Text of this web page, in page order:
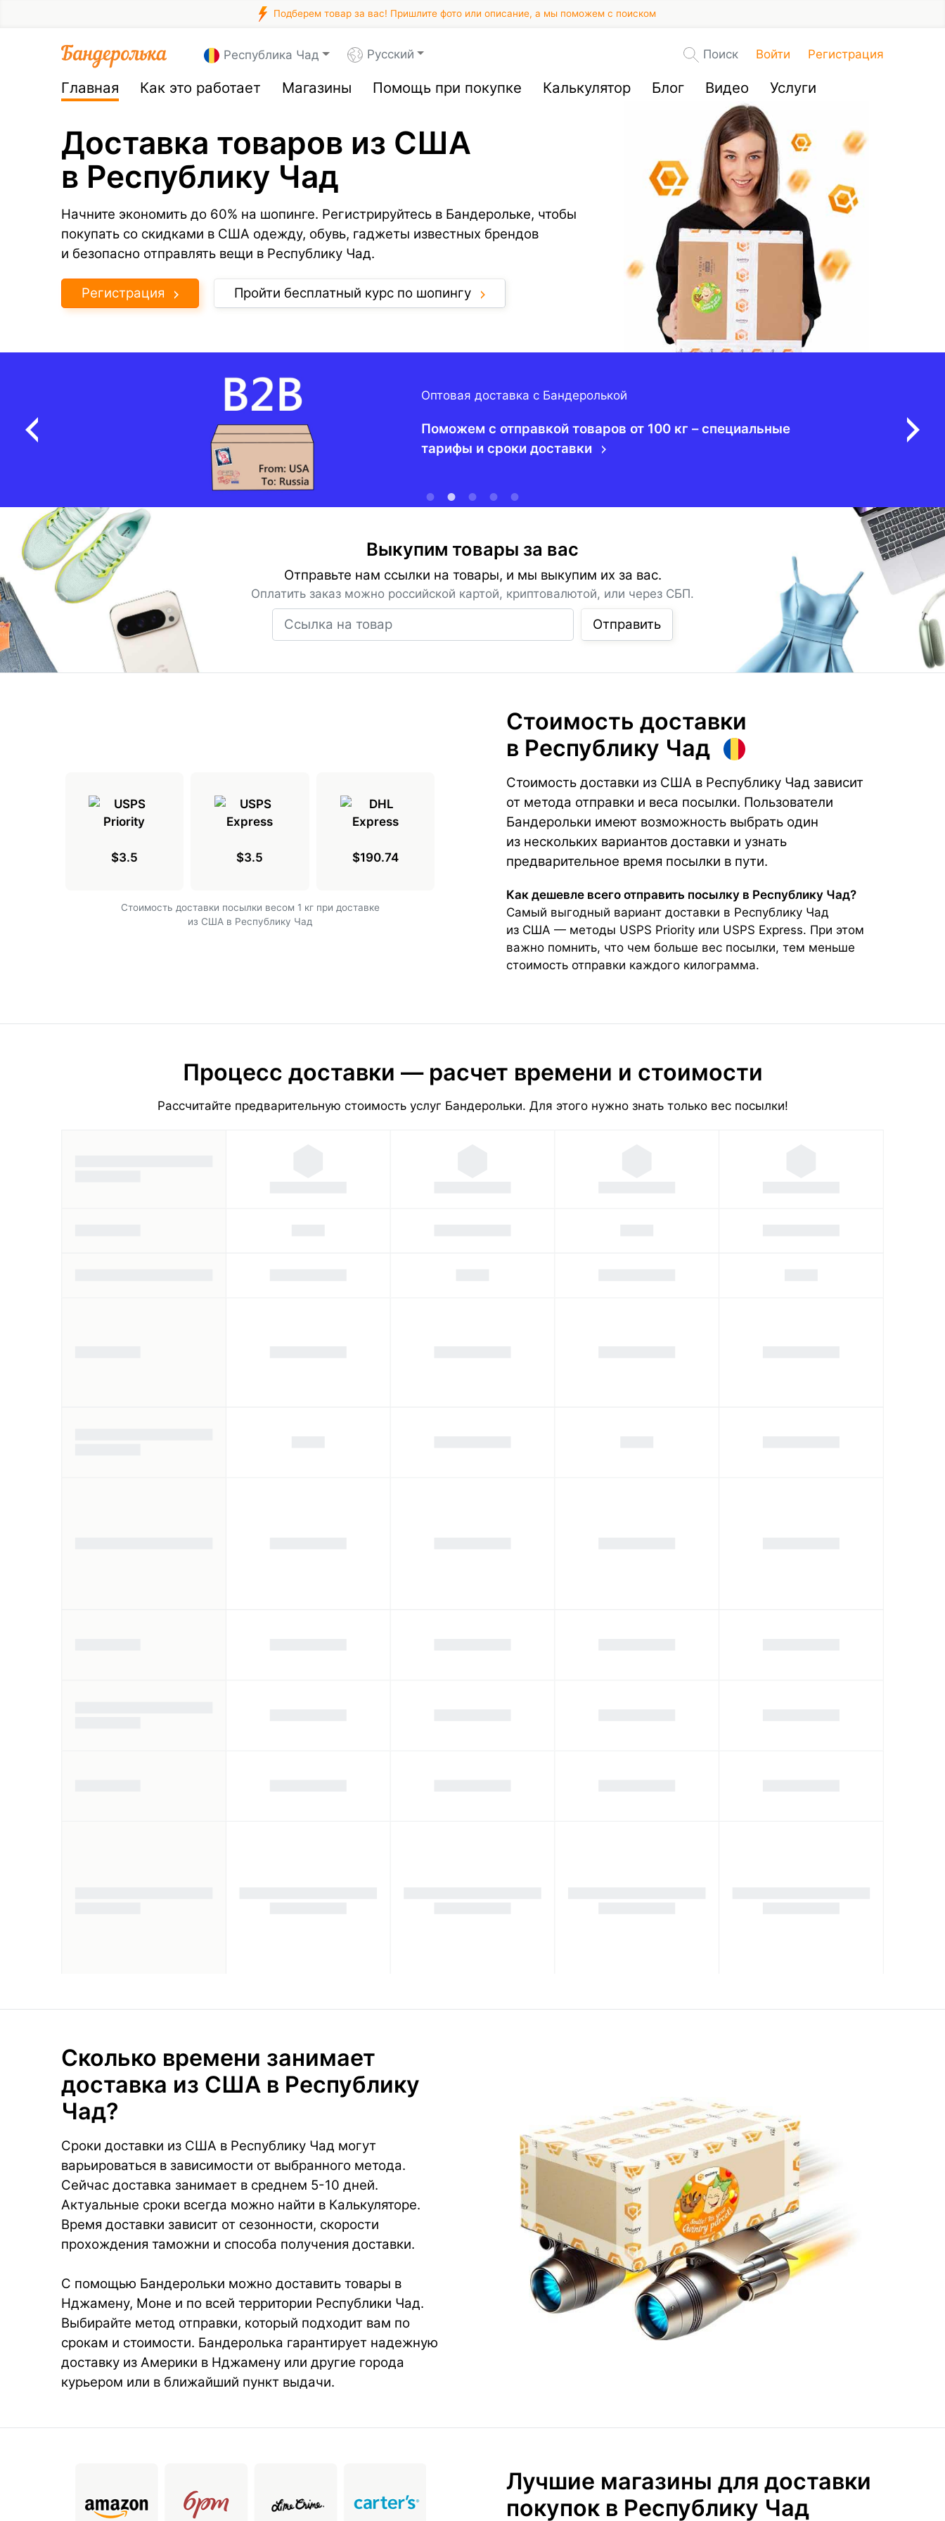
Подберем товар за вас! Пришлите фото или описание, а мы поможем с поиском
Республика Чад Русский Поиск Войти Регистрация
Главная Как это работает Магазины Помощь при покупке Калькулятор Блог Видео Услуги
Доставка товаров из США
в Республику Чад
Начните экономить до 60% на шопинге. Регистрируйтесь в Бандерольке, чтобы
покупать со скидками в США одежду, обувь, гаджеты известных брендов
и безопасно отправлять вещи в Республику Чад.
Регистрация Пройти бесплатный курс по шопингу
Оптовая доставка с Бандеролькой
Поможем с отправкой товаров от 100 кг – специальные
тарифы и сроки доставки
Выкупим товары за вас
Отправьте нам ссылки на товары, и мы выкупим их за вас.
Оплатить заказ можно российской картой, криптовалютой, или через СБП.
Отправить
Стоимость доставки
в Республику Чад
Стоимость доставки из США в Республику Чад зависит
от метода отправки и веса посылки. Пользователи
Бандерольки имеют возможность выбрать один
из нескольких вариантов доставки и узнать
предварительное время посылки в пути.
Как дешевле всего отправить посылку в Республику Чад?
Самый выгодный вариант доставки в Республику Чад
из США — методы USPS Priority или USPS Express. При этом
важно помнить, что чем больше вес посылки, тем меньше
стоимость отправки каждого килограмма.
$3.5 $3.5 $190.74
Cтоимость доставки посылки весом 1 кг при доставке
из США в Республику Чад
Процесс доставки — расчет времени и стоимости
Рассчитайте предварительную стоимость услуг Бандерольки. Для этого нужно знать только вес посылки!
Сколько времени занимает
доставка из США в Республику
Чад?
Сроки доставки из США в Республику Чад могут
варьироваться в зависимости от выбранного метода.
Сейчас доставка занимает в среднем 5-10 дней.
Актуальные сроки всегда можно найти в Калькуляторе.
Время доставки зависит от сезонности, скорости
прохождения таможни и способа получения доставки.
С помощью Бандерольки можно доставить товары в
Нджамену, Моне и по всей территории Республики Чад.
Выбирайте метод отправки, который подходит вам по
срокам и стоимости. Бандеролька гарантирует надежную
доставку из Америки в Нджамену или другие города
курьером или в ближайший пункт выдачи.
Лучшие магазины для доставки
покупок в Республику Чад